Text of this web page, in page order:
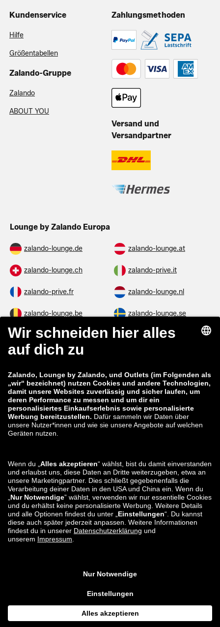
Kundenservice
Hilfe
Größentabellen
Zalando-Gruppe
Zalando
ABOUT YOU
Zahlungsmethoden
Versand und
Versandpartner
Lounge by Zalando Europa
zalando-lounge.de zalando-lounge.at
zalando-lounge.ch zalando-prive.it
zalando-prive.fr zalando-lounge.nl
zalando-lounge.be zalando-lounge.se
zalando-lounge.fi zalando-lounge.dk
zalando-lounge.co.uk
zalando-prive.es zalando-lounge.cz
zalando-lounge.lt zalando-lounge.sk
zalando-lounge.ro zalando-lounge.hr
zalando-lounge.lu zalando-lounge.ee
zalando-lounge.lv zalando-lounge.no
Du findest uns
auch bei
unverbindlichen Preisempfehlung